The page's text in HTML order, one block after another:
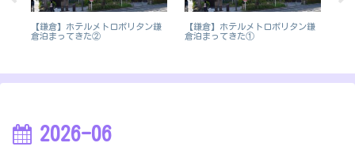
【鎌倉】ホテルメトロポリタン鎌
倉泊まってきた②
【鎌倉】ホテルメトロポリタン鎌
倉泊まってきた①
2026-06